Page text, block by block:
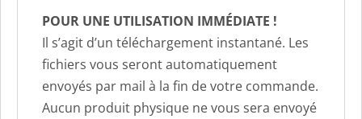
POUR UNE UTILISATION IMMÉDIATE !
Il s’agit d’un téléchargement instantané. Les
fichiers vous seront automatiquement
envoyés par mail à la fin de votre commande.
Aucun produit physique ne vous sera envoyé